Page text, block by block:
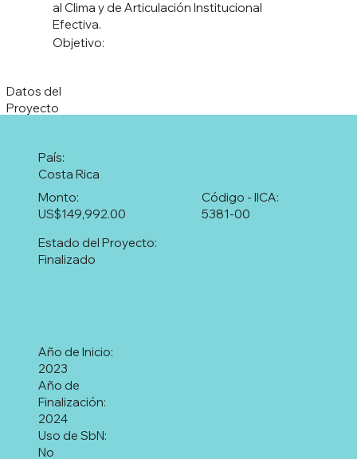
Objetivo:
al Clima y de Articulación Institucional
Efectiva.
Datos del
Proyecto
País:
Costa Rica
5381-00
Código - IICA:
US$149,992.00
Monto:
Finalizado
Estado del Proyecto:
2023
Año de Inicio:
2024
Año de
Finalización:
No
Uso de SbN: